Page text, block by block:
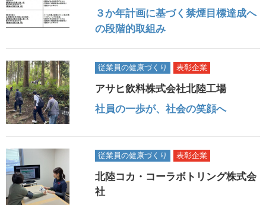
３か年計画に基づく禁煙目標達成へ
の段階的取組み
従業員の健康づくり 表彰企業
アサヒ飲料株式会社北陸工場
社員の一歩が、社会の笑顔へ
従業員の健康づくり 表彰企業
北陸コカ・コーラボトリング株式会
社